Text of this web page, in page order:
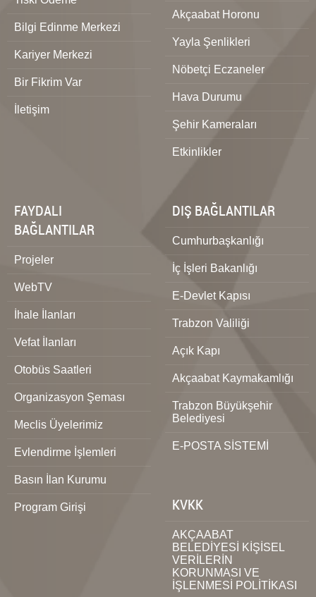
Bilgi Edinme Merkezi
Kariyer Merkezi
Bir Fikrim Var
İletişim
Akçaabat Horonu
Yayla Şenlikleri
Nöbetçi Eczaneler
Hava Durumu
Şehir Kameraları
Etkinlikler
FAYDALI
BAĞLANTILAR
Projeler
WebTV
İhale İlanları
Vefat İlanları
Otobüs Saatleri
Organizasyon Şeması
Meclis Üyelerimiz
Evlendirme İşlemleri
Basın İlan Kurumu
Program Girişi
DIŞ BAĞLANTILAR
Cumhurbaşkanlığı
İç İşleri Bakanlığı
E-Devlet Kapısı
Trabzon Valiliği
Açık Kapı
Akçaabat Kaymakamlığı
Trabzon Büyükşehir
Belediyesi
E-POSTA SİSTEMİ
KVKK
AKÇAABAT
BELEDİYESİ KİŞİSEL
VERİLERİN
KORUNMASI VE
İŞLENMESİ POLİTİKASI